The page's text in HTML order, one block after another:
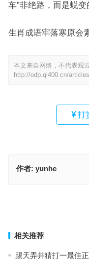
车”非绝路，而是蜕变
生肖成语牢落寒原会
本文来自网络，不代表观
http://odp.ql400.cn/
打
作者: yunhe
相关推荐
踢天弄井猜打一最佳